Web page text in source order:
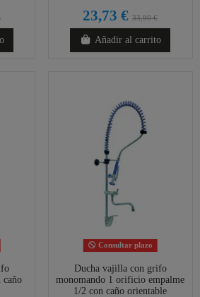
23,73 €33,90 €
Añadir al carrito
Consultar plazo
Ducha vajilla con grifo
monomando 1 orificio empalme
1/2 con caño orientable